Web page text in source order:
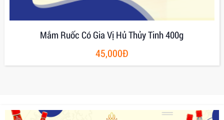
Mắm Ruốc Có Gia Vị Hủ Thủy Tinh 400g
45,000Đ